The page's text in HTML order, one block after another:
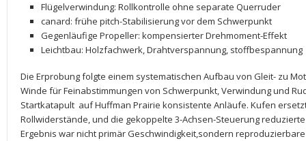
Flügelverwindung:‌ Rollkontrolle ohne​ separate Querruder
canard: ⁣frühe pitch-Stabilisierung‌ vor dem Schwerpunkt
Gegenläufige Propeller: kompensierter Drehmoment-Effekt
Leichtbau: Holzfachwerk, Drahtverspannung, stoffbespannung
Die Erprobung folgte einem systematischen⁤ Aufbau⁣ von ⁢Gleit- zu‌
Winde ‌für Feinabstimmungen von Schwerpunkt, Verwindung und
Startkatapult
auf Huffman Prairie konsistente Anläufe. Kufen
Rollwiderstände, und die gekoppelte 3-Achsen-Steuerung
Ergebnis war nicht primär Geschwindigkeit,sondern